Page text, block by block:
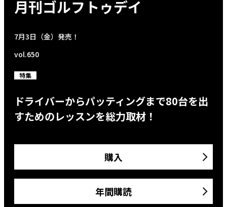
月刊ゴルフトゥデイ
7月3日（金）発売！
vol.650
特集
ドライバーからパッティングまで80台を出
すためのレッスンを総力取材！
購入
年間購読